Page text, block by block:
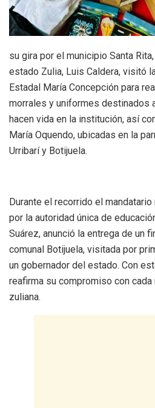
su gira por el municipio Santa
estado Zulia, Luis Caldera, visitó
Estadal María Concepción para
morrales y uniformes destinados
hacen vida en la institución, así
María Oquendo, ubicadas en la
Urribarí y Botijuela.
Durante el recorrido el
por la autoridad única de
Suárez, anunció la entrega de un
comunal Botijuela, visitada por
un gobernador del estado. Con
reafirma su compromiso con
zuliana.